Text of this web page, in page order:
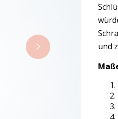
und